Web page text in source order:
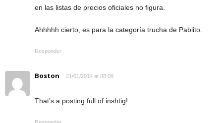
en las listas de precios oficiales no figura.
Ahhhhh cierto, es para la categoría trucha de Pablito.
Responder
Boston 21/01/2014 at 08:08
That’s a posting full of inshtig!